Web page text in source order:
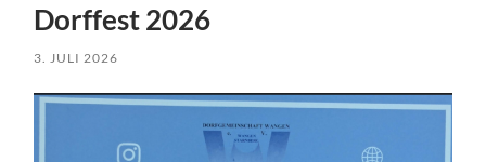
Dorffest 2026
3. JULI 2026